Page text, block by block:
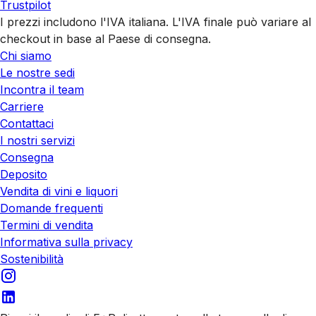
Trustpilot
I prezzi includono l'IVA italiana. L'IVA finale può variare al
checkout in base al Paese di consegna.
Chi siamo
Le nostre sedi
Incontra il team
Carriere
Contattaci
I nostri servizi
Consegna
Deposito
Vendita di vini e liquori
Domande frequenti
Termini di vendita
Informativa sulla privacy
Sostenibilità